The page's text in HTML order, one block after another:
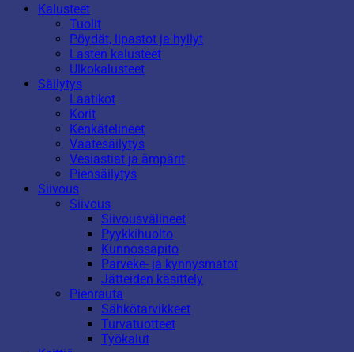
Kalusteet
Tuolit
Pöydät, lipastot ja hyllyt
Lasten kalusteet
Ulkokalusteet
Säilytys
Laatikot
Korit
Kenkätelineet
Vaatesäilytys
Vesiastiat ja ämpärit
Piensäilytys
Siivous
Siivous
Siivousvälineet
Pyykkihuolto
Kunnossapito
Parveke- ja kynnysmatot
Jätteiden käsittely
Pienrauta
Sähkötarvikkeet
Turvatuotteet
Työkalut